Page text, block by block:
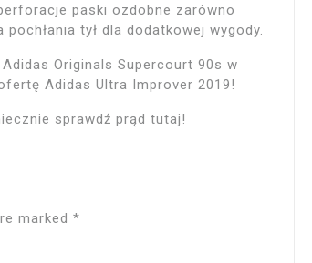
paski ozdobne zarówno
tył dla dodatkowej wygody.
Originals Supercourt 90s w
Adidas Ultra Improver 2019!
sprawdź prąd tutaj!
marked *